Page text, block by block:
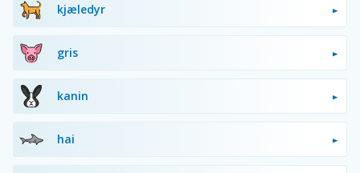
kjæledyr
gris
kanin
hai